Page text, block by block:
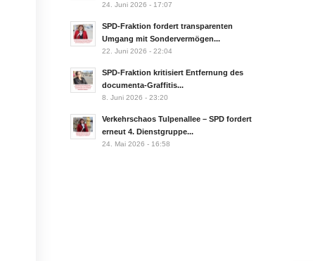
24. Juni 2026 - 17:07
SPD-Fraktion fordert transparenten
Umgang mit Sondervermögen...
22. Juni 2026 - 22:04
SPD-Fraktion kritisiert Entfernung des
documenta-Graffitis...
8. Juni 2026 - 23:20
Verkehrschaos Tulpenallee – SPD fordert
erneut 4. Dienstgruppe...
24. Mai 2026 - 16:58